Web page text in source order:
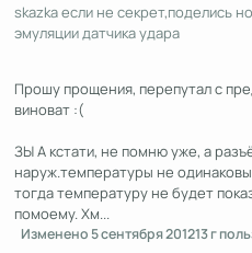
skazka если не секрет,поделись
эмуляции датчика удара
Прошу прощения, перепутал с
виноват :(
ЗЫ А кстати, не помню уже, а
наруж.температуры не
тогда температуру не будет
помоему. Хм...
Изменено 5 сентября 201213 г